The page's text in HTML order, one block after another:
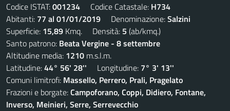
Codice ISTAT:001234 Codice Catastale: H734
Abitanti: 77 al 01/01/2019 Denominazione:Salzini
Superficie: 15,89 Kmq. Densità: 5 (ab/kmq.)
Santo patrono: Beata Vergine - 8 settembre
Altitudine media: 1210 m.s.l.m.
Latitudine:44° 56' 28'' Longitudine: 7° 3' 13''
Comuni limitrofi: Massello, Perrero, Prali, Pragelato
Frazioni e borgate:Campoforano, Coppi, Didiero, Fontane,
Inverso, Meinieri, Serre, Serrevecchio